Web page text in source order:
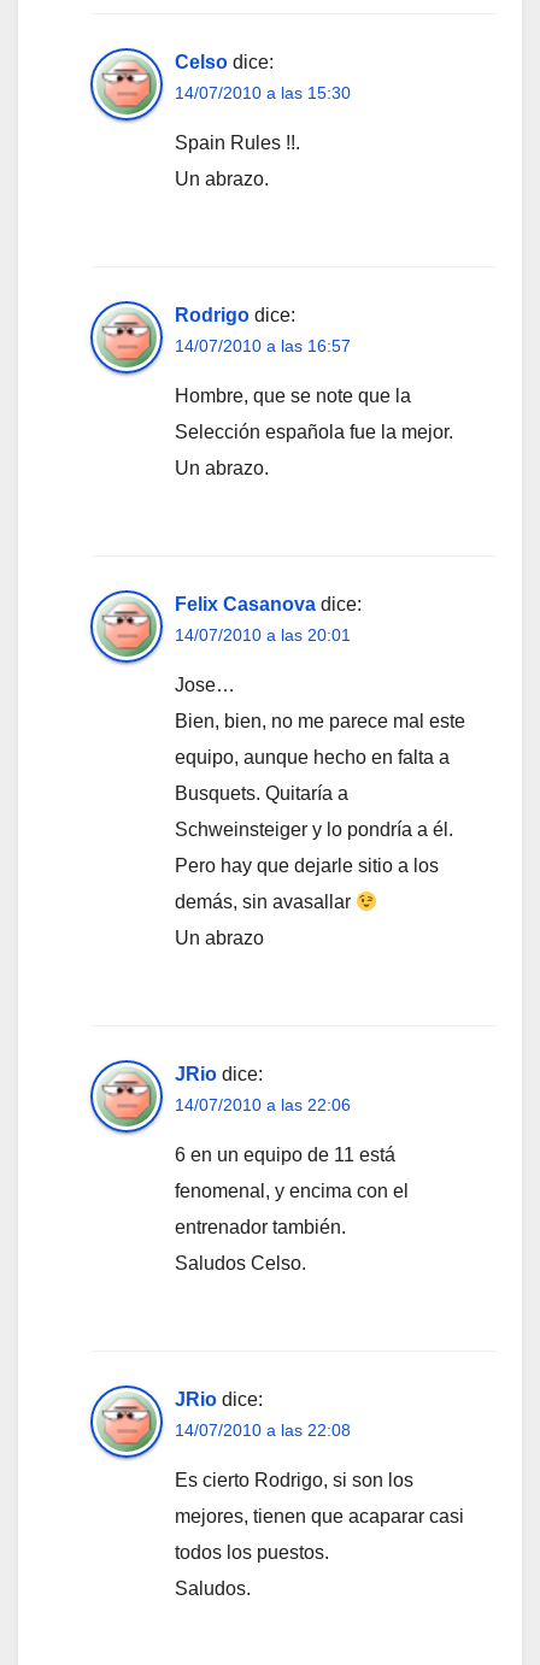
Celso dice:
14/07/2010 a las 15:30
Spain Rules !!.
Un abrazo.
Rodrigo dice:
14/07/2010 a las 16:57
Hombre, que se note que la
Selección española fue la mejor.
Un abrazo.
Felix Casanova dice:
14/07/2010 a las 20:01
Jose…
Bien, bien, no me parece mal este
equipo, aunque hecho en falta a
Busquets. Quitaría a
Schweinsteiger y lo pondría a él.
Pero hay que dejarle sitio a los
demás, sin avasallar
Un abrazo
JRio dice:
14/07/2010 a las 22:06
6 en un equipo de 11 está
fenomenal, y encima con el
entrenador también.
Saludos Celso.
JRio dice:
14/07/2010 a las 22:08
Es cierto Rodrigo, si son los
mejores, tienen que acaparar casi
todos los puestos.
Saludos.